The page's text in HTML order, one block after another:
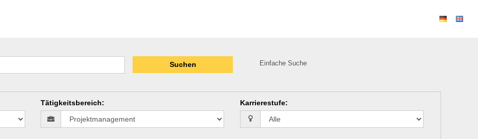
Suchen Einfache Suche
Tätigkeitsbereich: Karrierestufe: